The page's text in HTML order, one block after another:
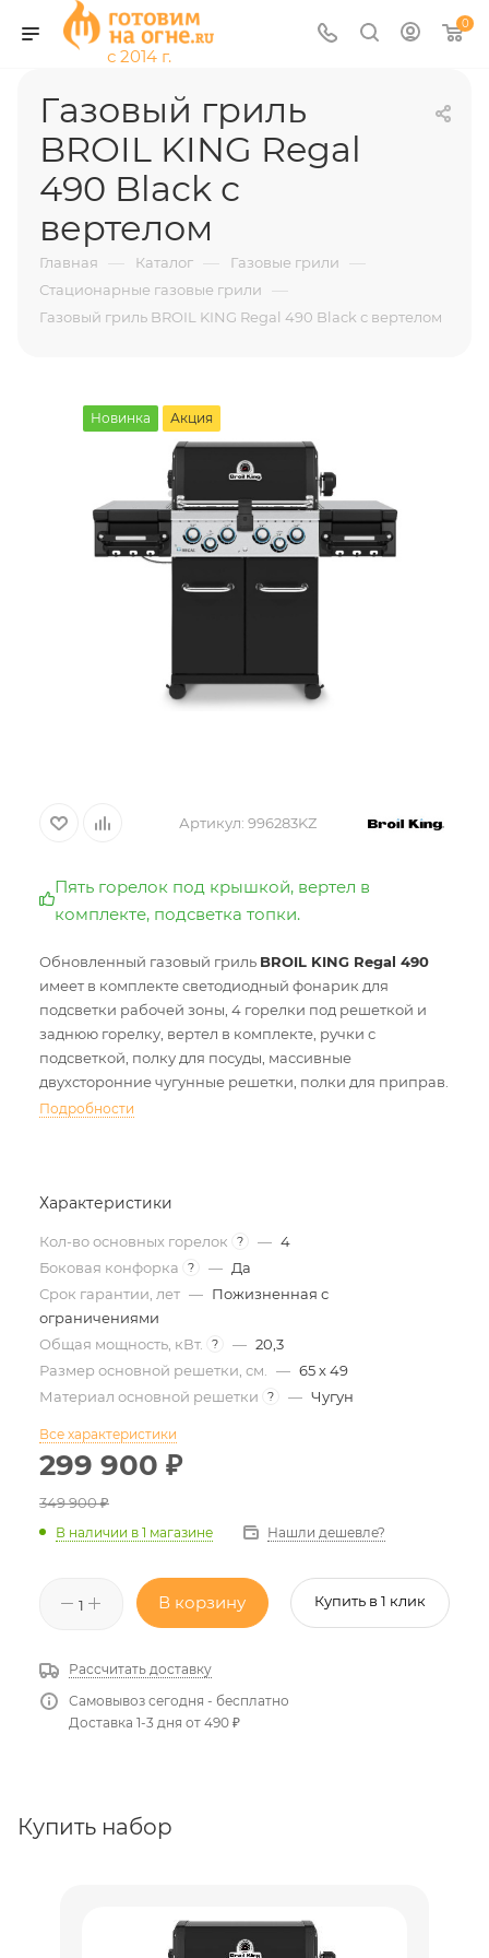
0
Газовый гриль
BROIL KING Regal
490 Black с
вертелом
Главная — Каталог — Газовые грили —
Стационарные газовые грили —
Газовый гриль BROIL KING Regal 490 Black с вертелом
Новинка Акция
Артикул: 996283KZ
Пять горелок под крышкой, вертел в
комплекте, подсветка топки.
Обновленный газовый гриль BROIL KING Regal 490
имеет в комплекте светодиодный фонарик для
подсветки рабочей зоны, 4 горелки под решеткой и
заднюю горелку, вертел в комплекте, ручки с
подсветкой, полку для посуды, массивные
двухсторонние чугунные решетки, полки для приправ.
Подробности
Характеристики
Кол-во основных горелок ? — 4
Боковая конфорка
? — Да
Срок гарантии, лет — Пожизненная с
ограничениями
Общая мощность, кВт.
? — 20,3
Размер основной решетки, см.
— 65 х 49
Материал основной решетки
? — Чугун
Все характеристики
299 900 ₽
349 900₽
В наличии в 1 магазине Нашли дешевле?
В корзину Купить в 1 клик
Рассчитать доставку
Самовывоз сегодня - бесплатно
Доставка 1-3 дня от 490 ₽
Купить набор